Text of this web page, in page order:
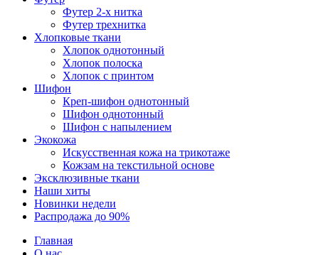
Футер 2-х нитка
Футер трехнитка
Хлопковые ткани
Хлопок однотонный
Хлопок полоска
Хлопок с принтом
Шифон
Креп-шифон однотонный
Шифон однотонный
Шифон с напылением
Экокожа
Искусственная кожа на трикотаже
Кожзам на текстильной основе
Эксклюзивные ткани
Наши хиты
Новинки недели
Распродажа до 90%
Главная